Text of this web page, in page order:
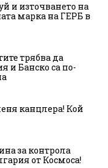
и източването на
марка на ГЕРБ в
трябва да
и Банско са по-
канцлера! Кой
за контрола
от Космоса!